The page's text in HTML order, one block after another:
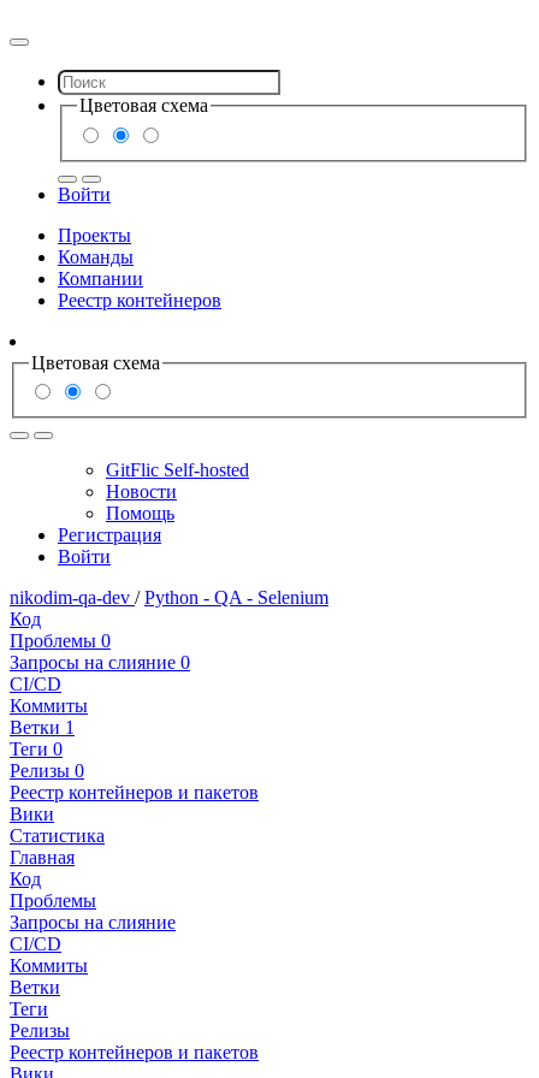
Цветовая схема
Войти
Проекты
Команды
Компании
Реестр контейнеров
Цветовая схема
GitFlic Self-hosted
Новости
Помощь
Регистрация
Войти
nikodim-qa-dev / Python - QA - Selenium
Код
Проблемы 0
Запросы на слияние 0
CI/CD
Коммиты
Ветки 1
Теги 0
Релизы 0
Реестр контейнеров и пакетов
Вики
Статистика
Главная
Код
Проблемы
Запросы на слияние
CI/CD
Коммиты
Ветки
Теги
Релизы
Реестр контейнеров и пакетов